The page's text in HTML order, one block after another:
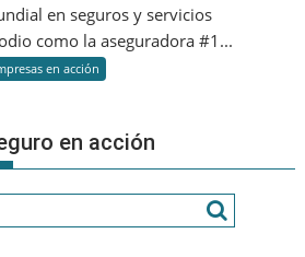
en seguros y servicios
como la aseguradora #1...
en acción
en acción